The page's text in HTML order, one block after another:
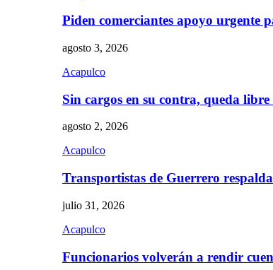
Piden comerciantes apoyo
agosto 3, 2026
Acapulco
Sin cargos en su contra, queda
agosto 2, 2026
Acapulco
Transportistas de Guerrero
julio 31, 2026
Acapulco
Funcionarios volverán a rendir